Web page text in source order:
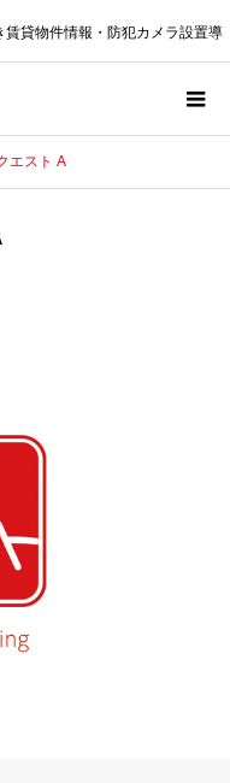
貸物件情報・防犯カメラ設置導
エスト A